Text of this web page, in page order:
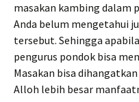
masakan kambing dalam
Anda belum mengetahui
tersebut. Sehingga
pengurus pondok bisa
Masakan bisa
Alloh lebih besar